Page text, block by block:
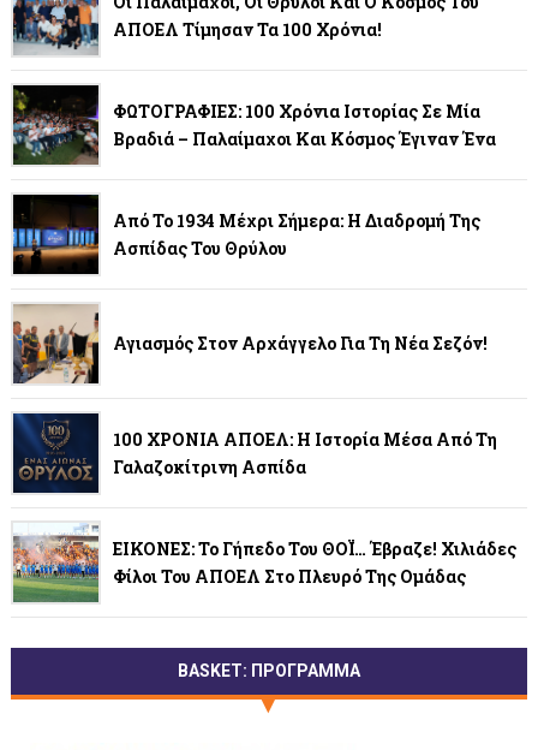
ΑΠΟΕΛ Τίμησαν Τα 100 Χρόνια!
ΦΩΤΟΓΡΑΦΙΕΣ: 100 Χρόνια Ιστορίας Σε Μία
Βραδιά – Παλαίμαχοι Και Κόσμος Έγιναν Ένα
Από Το 1934 Μέχρι Σήμερα: Η Διαδρομή Της
Ασπίδας Του Θρύλου
Αγιασμός Στον Αρχάγγελο Για Τη Νέα Σεζόν!
100 ΧΡΟΝΙΑ ΑΠΟΕΛ: Η Ιστορία Μέσα Από Τη
Γαλαζοκίτρινη Ασπίδα
ΕΙΚΟΝΕΣ: Το Γήπεδο Του ΘΟΪ… Έβραζε! Χιλιάδες
Φίλοι Του ΑΠΟΕΛ Στο Πλευρό Της Ομάδας
BASKET: ΠΡΟΓΡΑΜΜΑ